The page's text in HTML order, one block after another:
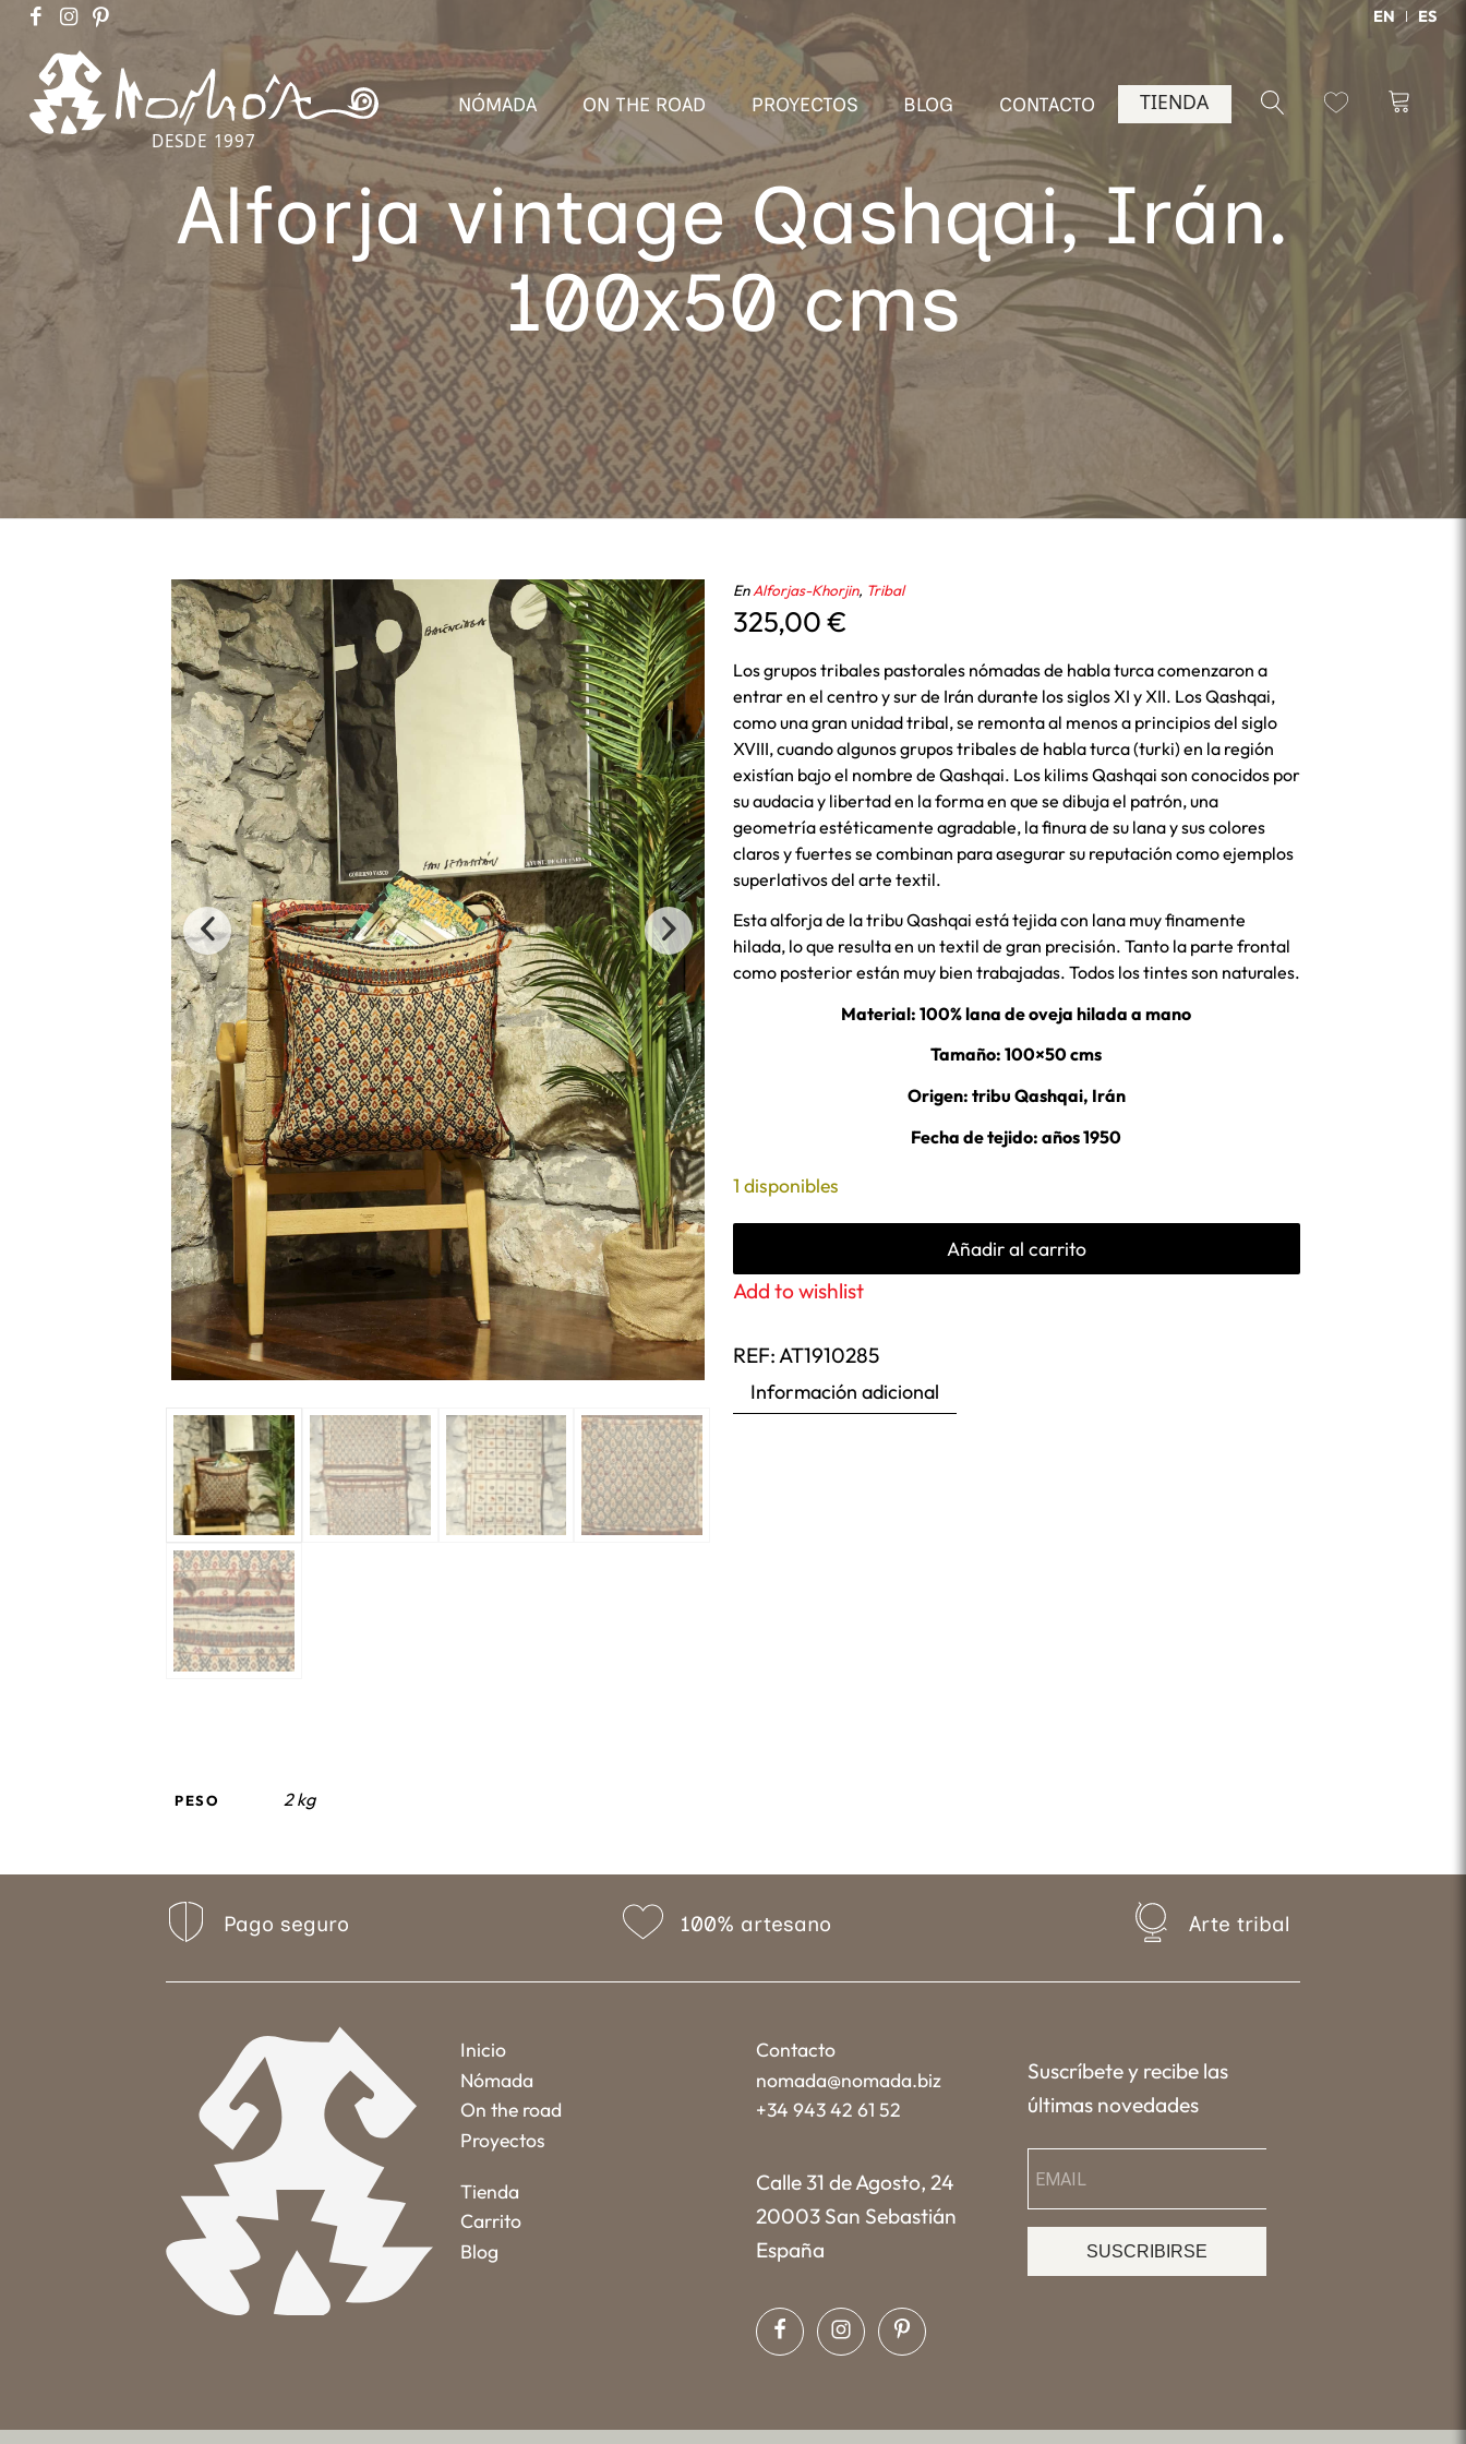
EN ES
DESDE 1997
NÓMADA ON THE ROAD PROYECTOS BLOG CONTACTO TIENDA
Alforja vintage Qashqai, Irán.
100x50 cms
EnAlforjas-Khorjin, Tribal
325,00€
Los grupos tribales pastorales nómadas de habla turca comenzaron a
entrar en el centro y sur de Irán durante los siglos XI y XII. Los Qashqai,
como una gran unidad tribal, se remonta al menos a principios del siglo
XVIII, cuando algunos grupos tribales de habla turca (turki) en la región
existían bajo el nombre de Qashqai. Los kilims Qashqai son conocidos por
su audacia y libertad en la forma en que se dibuja el patrón, una
geometría estéticamente agradable, la finura de su lana y sus colores
claros y fuertes se combinan para asegurar su reputación como ejemplos
superlativos del arte textil.
Esta alforja de la tribu Qashqai está tejida con lana muy finamente
hilada, lo que resulta en un textil de gran precisión. Tanto la parte frontal
como posterior están muy bien trabajadas. Todos los tintes son naturales.
Material: 100% lana de oveja hilada a mano
Tamaño: 100×50 cms
Origen: tribu Qashqai, Irán
Fecha de tejido: años 1950
1 disponibles
Añadir al carrito
Add to wishlist
REF:AT1910285
Información adicional
PESO 2 kg
Pago seguro 100% artesano Arte tribal
Inicio
Nómada
On the road
Proyectos
Tienda
Carrito
Blog
Contacto
nomada@nomada.biz
+34 943 42 61 52
Calle 31 de Agosto, 24
20003 San Sebastián
España
Suscríbete y recibe las
últimas novedades
SUSCRIBIRSE